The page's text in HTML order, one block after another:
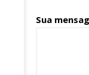
Sua